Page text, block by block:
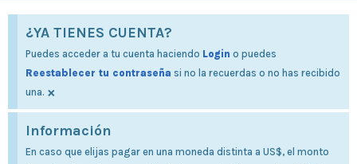
¿YA TIENES CUENTA?
Puedes acceder a tu cuenta haciendo Login o puedes
Reestablecer tu contraseña si no la recuerdas o no has recibido
una. ×
Información
En caso que elijas pagar en una moneda distinta a US$, el monto